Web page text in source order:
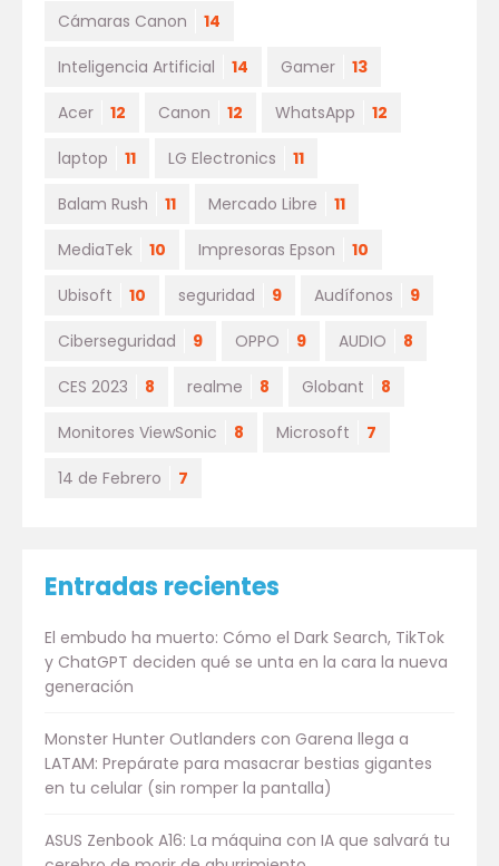
Cámaras Canon 14
Inteligencia Artificial 14 Gamer 13
Acer 12 Canon 12 WhatsApp 12
laptop 11 LG Electronics 11
Balam Rush 11 Mercado Libre 11
MediaTek 10 Impresoras Epson 10
Ubisoft 10 seguridad 9 Audífonos 9
Ciberseguridad 9 OPPO 9 AUDIO 8
CES 2023 8 realme 8 Globant 8
Monitores ViewSonic 8 Microsoft 7
14 de Febrero 7
Entradas recientes
El embudo ha muerto: Cómo el Dark Search, TikTok
y ChatGPT deciden qué se unta en la cara la nueva
generación
Monster Hunter Outlanders con Garena llega a
LATAM: Prepárate para masacrar bestias gigantes
en tu celular (sin romper la pantalla)
ASUS Zenbook A16: La máquina con IA que salvará tu